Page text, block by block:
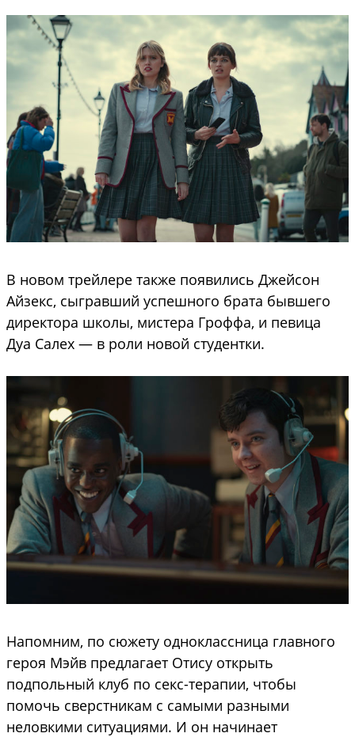
В новом трейлере также появились Джейсон
Айзекс, сыгравший успешного брата бывшего
директора школы, мистера Гроффа, и певица
Дуа Салех — в роли новой студентки.
Напомним, по сюжету одноклассница главного
героя Мэйв предлагает Отису открыть
подпольный клуб по секс-терапии, чтобы
помочь сверстникам с самыми разными
неловкими ситуациями. И он начинает